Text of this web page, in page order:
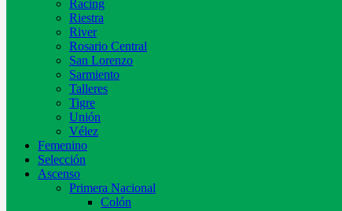
Racing
Riestra
River
Rosario Central
San Lorenzo
Sarmiento
Talleres
Tigre
Unión
Vélez
Femenino
Selección
Ascenso
Primera Nacional
Colón